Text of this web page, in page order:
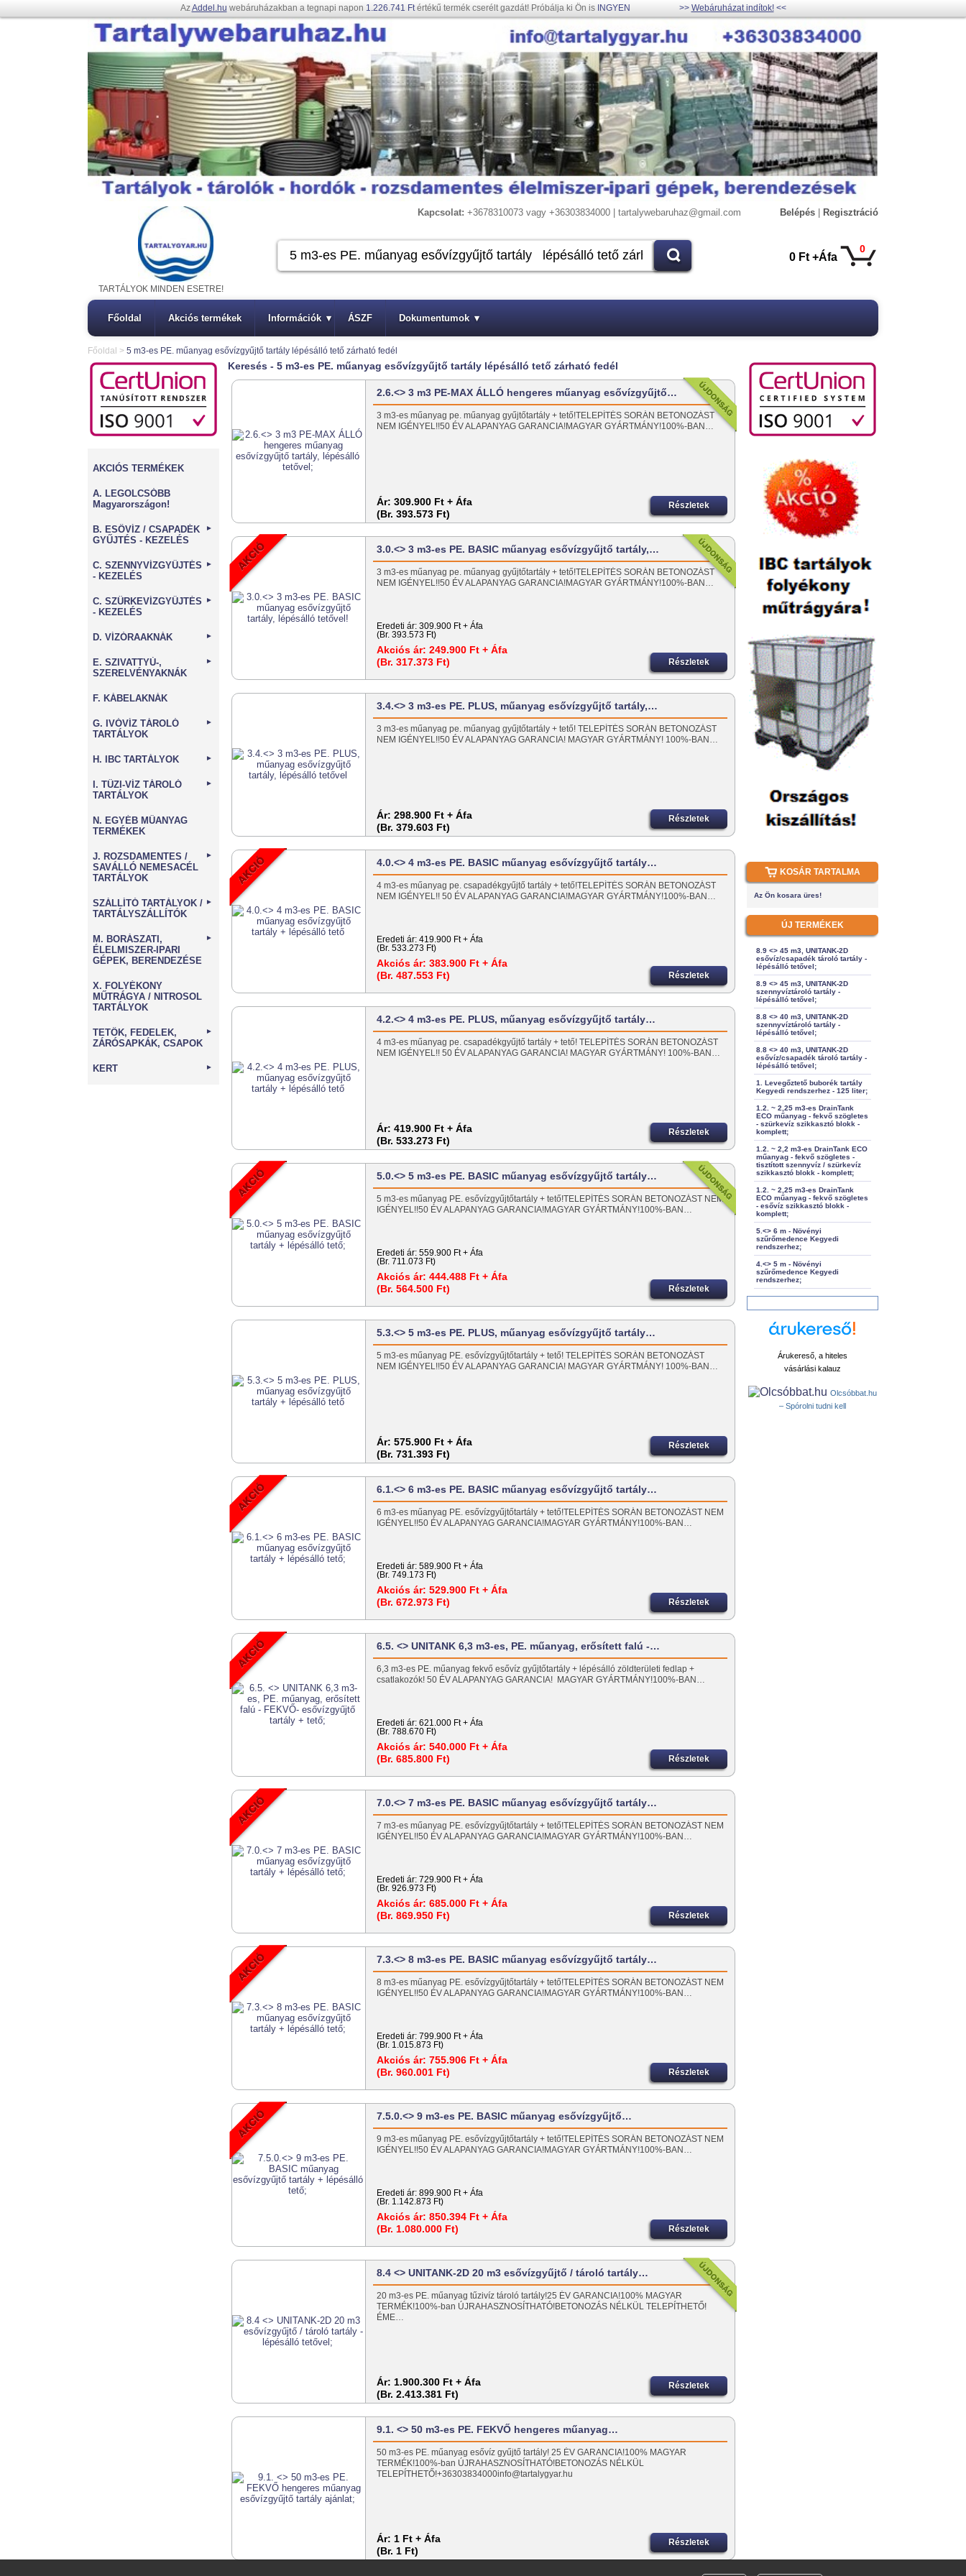
AzAddel.hu webáruházakban a tegnapi napon 1.226.741 Ftértékű termék cserélt gazdát! Próbálja ki Ön is INGYEN >> Webáruházat indítok!<<
Kapcsolat: +3678310073 vagy +36303834000 | tartalywebaruhaz@gmail.com Belépés Regisztráció
0
0 Ft +Áfa
TARTÁLYOK MINDEN ESETRE!
Főoldal Akciós termékek Információk ▾ ÁSZF Dokumentumok ▾
Főoldal > 5 m3-es PE. műanyag esővízgyűjtő tartály lépésálló tető zárható fedél
AKCIÓS TERMÉKEK
A. LEGOLCSÓBB
Magyarországon!
B. ESŐVÍZ / CSAPADÉK
GYŰJTÉS - KEZELÉS
►
C. SZENNYVÍZGYŰJTÉS
- KEZELÉS
►
C. SZÜRKEVÍZGYŰJTÉS
- KEZELÉS
►
D. VÍZÓRAAKNÁK ►
E. SZIVATTYÚ-,
SZERELVÉNYAKNÁK
►
F. KÁBELAKNÁK
G. IVÓVÍZ TÁROLÓ
TARTÁLYOK
►
H. IBC TARTÁLYOK ►
I. TŰZI-VÍZ TÁROLÓ
TARTÁLYOK
►
N. EGYÉB MŰANYAG
TERMÉKEK
J. ROZSDAMENTES /
SAVÁLLÓ NEMESACÉL
TARTÁLYOK
►
SZÁLLÍTÓ TARTÁLYOK /
TARTÁLYSZÁLLÍTÓK
►
M. BORÁSZATI,
ÉLELMISZER-IPARI
GÉPEK, BERENDEZÉSE
►
X. FOLYÉKONY
MŰTRÁGYA / NITROSOL
TARTÁLYOK
TETŐK, FEDELEK,
ZÁRÓSAPKÁK, CSAPOK
►
KERT ►
Keresés - 5 m3-es PE. műanyag esővízgyűjtő tartály lépésálló tető zárható fedél
2.6.<> 3 m3 PE-MAX ÁLLÓ hengeres műanyag esővízgyűjtő…
3 m3-es műanyag pe. műanyag gyűjtőtartály + tető!TELEPÍTÉS SORÁN BETONOZÁST
NEM IGÉNYEL!!50 ÉV ALAPANYAG GARANCIA!MAGYAR GYÁRTMÁNY!100%-BAN…
Ár: 309.900 Ft + Áfa
(Br. 393.573 Ft)
Részletek
3.0.<> 3 m3-es PE. BASIC műanyag esővízgyűjtő tartály,…
3 m3-es műanyag pe. műanyag gyűjtőtartály + tető!TELEPÍTÉS SORÁN BETONOZÁST
NEM IGÉNYEL!!50 ÉV ALAPANYAG GARANCIA!MAGYAR GYÁRTMÁNY!100%-BAN…
Eredeti ár: 309.900 Ft + Áfa
(Br. 393.573 Ft)
Akciós ár: 249.900 Ft + Áfa
(Br. 317.373 Ft)
Részletek
3.4.<> 3 m3-es PE. PLUS, műanyag esővízgyűjtő tartály,…
3 m3-es műanyag pe. műanyag gyűjtőtartály + tető! TELEPÍTÉS SORÁN BETONOZÁST
NEM IGÉNYEL!!50 ÉV ALAPANYAG GARANCIA! MAGYAR GYÁRTMÁNY! 100%-BAN…
Ár: 298.900 Ft + Áfa
(Br. 379.603 Ft)
Részletek
4.0.<> 4 m3-es PE. BASIC műanyag esővízgyűjtő tartály…
4 m3-es műanyag pe. csapadékgyűjtő tartály + tető!TELEPÍTÉS SORÁN BETONOZÁST
NEM IGÉNYEL!! 50 ÉV ALAPANYAG GARANCIA!MAGYAR GYÁRTMÁNY!100%-BAN…
Eredeti ár: 419.900 Ft + Áfa
(Br. 533.273 Ft)
Akciós ár: 383.900 Ft + Áfa
(Br. 487.553 Ft)
Részletek
4.2.<> 4 m3-es PE. PLUS, műanyag esővízgyűjtő tartály…
4 m3-es műanyag pe. csapadékgyűjtő tartály + tető! TELEPÍTÉS SORÁN BETONOZÁST
NEM IGÉNYEL!! 50 ÉV ALAPANYAG GARANCIA! MAGYAR GYÁRTMÁNY! 100%-BAN…
Ár: 419.900 Ft + Áfa
(Br. 533.273 Ft)
Részletek
5.0.<> 5 m3-es PE. BASIC műanyag esővízgyűjtő tartály…
5 m3-es műanyag PE. esővízgyűjtőtartály + tető!TELEPÍTÉS SORÁN BETONOZÁST NEM
IGÉNYEL!!50 ÉV ALAPANYAG GARANCIA!MAGYAR GYÁRTMÁNY!100%-BAN…
Eredeti ár: 559.900 Ft + Áfa
(Br. 711.073 Ft)
Akciós ár: 444.488 Ft + Áfa
(Br. 564.500 Ft)
Részletek
5.3.<> 5 m3-es PE. PLUS, műanyag esővízgyűjtő tartály…
5 m3-es műanyag PE. esővízgyűjtőtartály + tető! TELEPÍTÉS SORÁN BETONOZÁST
NEM IGÉNYEL!!50 ÉV ALAPANYAG GARANCIA! MAGYAR GYÁRTMÁNY! 100%-BAN…
Ár: 575.900 Ft + Áfa
(Br. 731.393 Ft)
Részletek
6.1.<> 6 m3-es PE. BASIC műanyag esővízgyűjtő tartály…
6 m3-es műanyag PE. esővízgyűjtőtartály + tető!TELEPÍTÉS SORÁN BETONOZÁST NEM
IGÉNYEL!!50 ÉV ALAPANYAG GARANCIA!MAGYAR GYÁRTMÁNY!100%-BAN…
Eredeti ár: 589.900 Ft + Áfa
(Br. 749.173 Ft)
Akciós ár: 529.900 Ft + Áfa
(Br. 672.973 Ft)
Részletek
6.5. <> UNITANK 6,3 m3-es, PE. műanyag, erősített falú -…
6,3 m3-es PE. műanyag fekvő esővíz gyűjtőtartály + lépésálló zöldterületi fedlap +
csatlakozók! 50 ÉV ALAPANYAG GARANCIA! MAGYAR GYÁRTMÁNY!100%-BAN…
Eredeti ár: 621.000 Ft + Áfa
(Br. 788.670 Ft)
Akciós ár: 540.000 Ft + Áfa
(Br. 685.800 Ft)
Részletek
7.0.<> 7 m3-es PE. BASIC műanyag esővízgyűjtő tartály…
7 m3-es műanyag PE. esővízgyűjtőtartály + tető!TELEPÍTÉS SORÁN BETONOZÁST NEM
IGÉNYEL!!50 ÉV ALAPANYAG GARANCIA!MAGYAR GYÁRTMÁNY!100%-BAN…
Eredeti ár: 729.900 Ft + Áfa
(Br. 926.973 Ft)
Akciós ár: 685.000 Ft + Áfa
(Br. 869.950 Ft)
Részletek
7.3.<> 8 m3-es PE. BASIC műanyag esővízgyűjtő tartály…
8 m3-es műanyag PE. esővízgyűjtőtartály + tető!TELEPÍTÉS SORÁN BETONOZÁST NEM
IGÉNYEL!!50 ÉV ALAPANYAG GARANCIA!MAGYAR GYÁRTMÁNY!100%-BAN…
Eredeti ár: 799.900 Ft + Áfa
(Br. 1.015.873 Ft)
Akciós ár: 755.906 Ft + Áfa
(Br. 960.001 Ft)
Részletek
7.5.0.<> 9 m3-es PE. BASIC műanyag esővízgyűjtő…
9 m3-es műanyag PE. esővízgyűjtőtartály + tető!TELEPÍTÉS SORÁN BETONOZÁST NEM
IGÉNYEL!!50 ÉV ALAPANYAG GARANCIA!MAGYAR GYÁRTMÁNY!100%-BAN…
Eredeti ár: 899.900 Ft + Áfa
(Br. 1.142.873 Ft)
Akciós ár: 850.394 Ft + Áfa
(Br. 1.080.000 Ft)
Részletek
8.4 <> UNITANK-2D 20 m3 esővízgyűjtő / tároló tartály…
20 m3-es PE. műanyag tűzivíz tároló tartály!25 ÉV GARANCIA!100% MAGYAR
TERMÉK!100%-ban ÚJRAHASZNOSÍTHATÓ!BETONOZÁS NÉLKÜL TELEPÍTHETŐ!
ÉME…
Ár: 1.900.300 Ft + Áfa
(Br. 2.413.381 Ft)
Részletek
9.1. <> 50 m3-es PE. FEKVŐ hengeres műanyag…
50 m3-es PE. műanyag esővíz gyűjtő tartály! 25 ÉV GARANCIA!100% MAGYAR
TERMÉK!100%-ban ÚJRAHASZNOSÍTHATÓ!BETONOZÁS NÉLKÜL
TELEPÍTHETŐ!+36303834000info@tartalygyar.hu
Ár: 1 Ft + Áfa
(Br. 1 Ft)
Részletek
KOSÁR TARTALMA
Az Ön kosara üres!
ÚJ TERMÉKEK
8.9 <> 45 m3, UNITANK-2D
esővíz/csapadék tároló tartály -
lépésálló tetővel;
8.9 <> 45 m3, UNITANK-2D
szennyvíztároló tartály -
lépésálló tetővel;
8.8 <> 40 m3, UNITANK-2D
szennyvíztároló tartály -
lépésálló tetővel;
8.8 <> 40 m3, UNITANK-2D
esővíz/csapadék tároló tartály -
lépésálló tetővel;
1. Levegőztető buborék tartály
Kegyedi rendszerhez - 125 liter;
1.2. ~ 2,25 m3-es DrainTank
ECO műanyag - fekvő szögletes
- szürkevíz szikkasztó blokk -
komplett;
1.2. ~ 2,2 m3-es DrainTank ECO
műanyag - fekvő szögletes -
tisztított szennyvíz / szürkevíz
szikkasztó blokk - komplett;
1.2. ~ 2,25 m3-es DrainTank
ECO műanyag - fekvő szögletes
- esővíz szikkasztó blokk -
komplett;
5.<> 6 m - Növényi
szűrőmedence Kegyedi
rendszerhez;
4.<> 5 m - Növényi
szűrőmedence Kegyedi
rendszerhez;
Árukereső, a hiteles
vásárlási kalauz
Olcsóbbat.hu
– Spórolni tudni kell